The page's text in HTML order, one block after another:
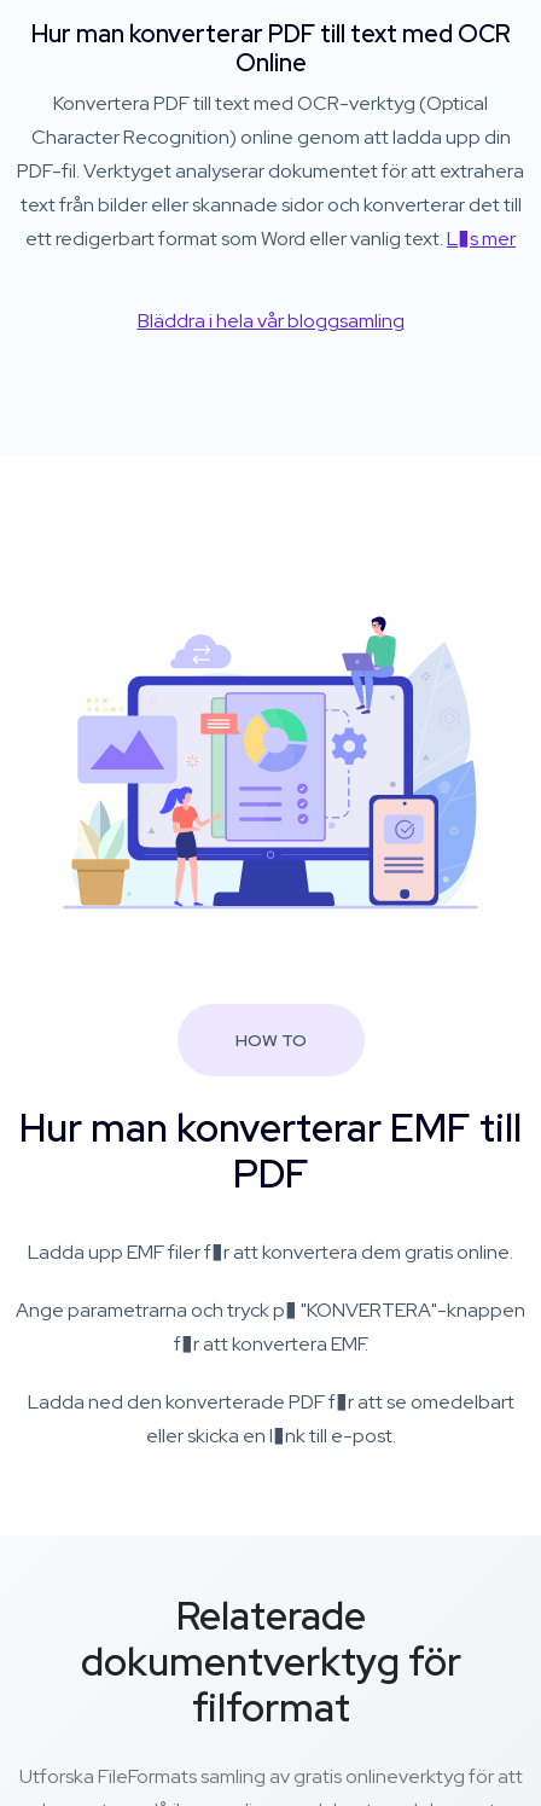
Hur man konverterar PDF till text med OCR
Online
Konvertera PDF till text med OCR-verktyg (Optical
Character Recognition) online genom att ladda upp din
PDF-fil. Verktyget analyserar dokumentet för att extrahera
text från bilder eller skannade sidor och konverterar det till
ett redigerbart format som Word eller vanlig text.L�s mer
Bläddra i hela vår bloggsamling
HOW TO
Hur man konverterar EMF till
PDF
Ladda upp EMF filer f�r att konvertera dem gratis online.
Ange parametrarna och tryck p� "KONVERTERA"-knappen
f�r att konvertera EMF.
Ladda ned den konverterade PDF f�r att se omedelbart
eller skicka en l�nk till e-post.
Relaterade
dokumentverktyg för
filformat
Utforska FileFormats samling av gratis onlineverktyg för att